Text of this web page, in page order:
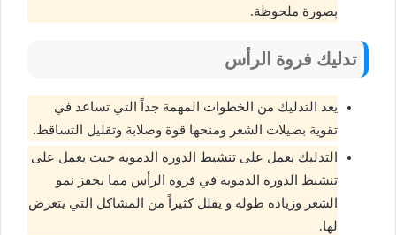
بصورة ملحوظة.
تدليك فروة الرأس
يعد التدليك من الخطوات المهمة جداً التي تساعد في
تقوية بصيلات الشعر ومنحها قوة وصلابة وتقليل التساقط.
التدليك يعمل على تنشيط الدورة الدموية حيث يعمل على
تنشيط الدورة الدموية في فروة الرأس مما يحفز نمو
الشعر وزياده طوله و يقلل كثيراً من المشاكل التي يتعرض
لها.